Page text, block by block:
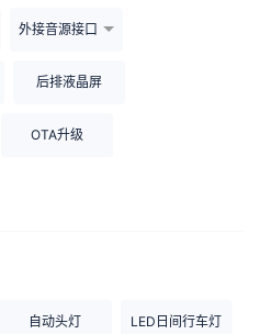
外接音源接口
后排液晶屏
OTA升级
自动头灯 LED日间行车灯